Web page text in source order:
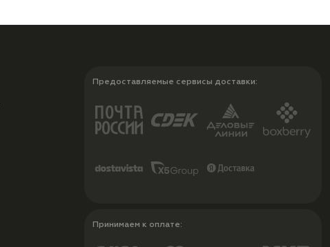
Предоставляемые сервисы доставки:
Принимаем к оплате: